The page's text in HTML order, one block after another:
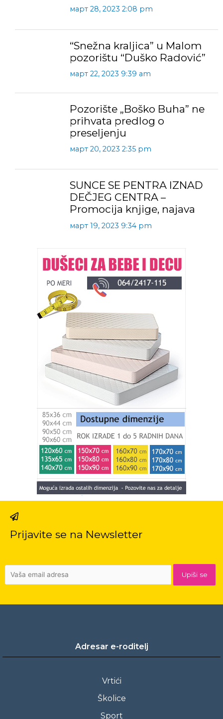
март 28, 2023 2:08 pm
“Snežna kraljica” u Malom
pozorištu “Duško Radović”
март 22, 2023 9:39 am
Pozorište „Boško Buha” ne
prihvata predlog o
preseljenju
март 20, 2023 2:35 pm
SUNCE SE PENTRA IZNAD
DEČJEG CENTRA –
Promocija knjige, najava
март 19, 2023 9:34 pm
Prijavite se na Newsletter
Adresar e-roditelj
Vrtići
Školice
Sport